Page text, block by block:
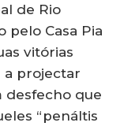
de Rio
pelo Casa Pia
vitórias
a projectar
desfecho que
“penáltis